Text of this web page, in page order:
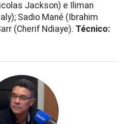
Jackson) e Iliman
Sadio Mané (Ibrahim
(Cherif Ndiaye). Técnico: